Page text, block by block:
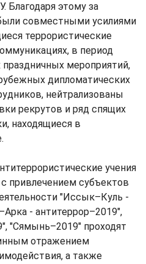
этому за
совместными усилиями
террористические
в период
мероприятий,
дипломатических
нейтрализованы
рекрутов и ряд спящих
находящиеся в
учения
привлечением субъектов
"Иссык–Куль -
- антитеррор–2019",
"Сямынь–2019" проходят
отражением
а также